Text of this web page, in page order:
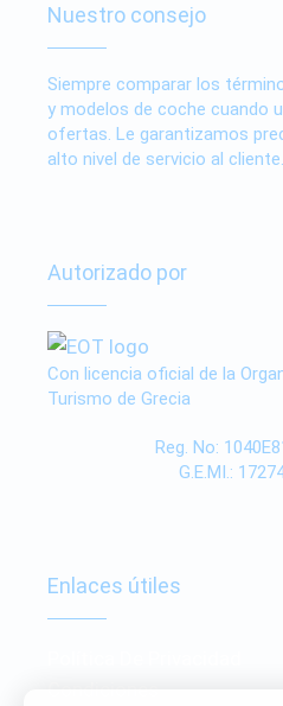
Nuestro consejo
Siempre comparar los
y modelos de coche cuando
ofertas. Le garantizamos
alto nivel de servicio al cliente.
Autorizado por
Con licencia oficial de la
Turismo de Grecia
Reg. No:
G.E.MI.:
Enlaces útiles